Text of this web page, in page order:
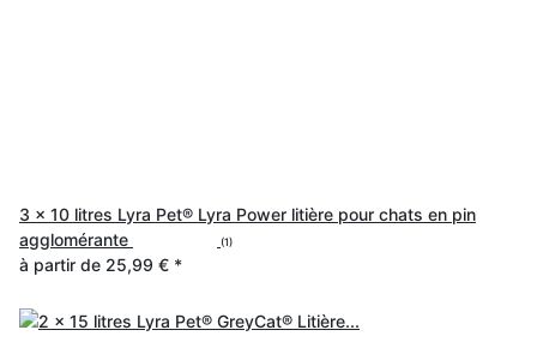
3 x 10 litres Lyra Pet® Lyra Power litière pour chats en pin
agglomérante
(1)
à partir de 25,99 € *